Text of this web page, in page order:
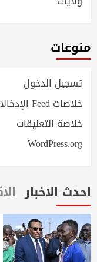
منوعات
تسجيل الدخول
خلاصات Feed الإدخالات
خلاصة التعليقات
WordPress.org
احدث الاخبار